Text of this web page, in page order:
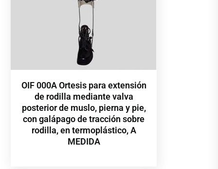
OIF 000A Ortesis para extensión
de rodilla mediante valva
posterior de muslo, pierna y pie,
con galápago de tracción sobre
rodilla, en termoplástico, A
MEDIDA